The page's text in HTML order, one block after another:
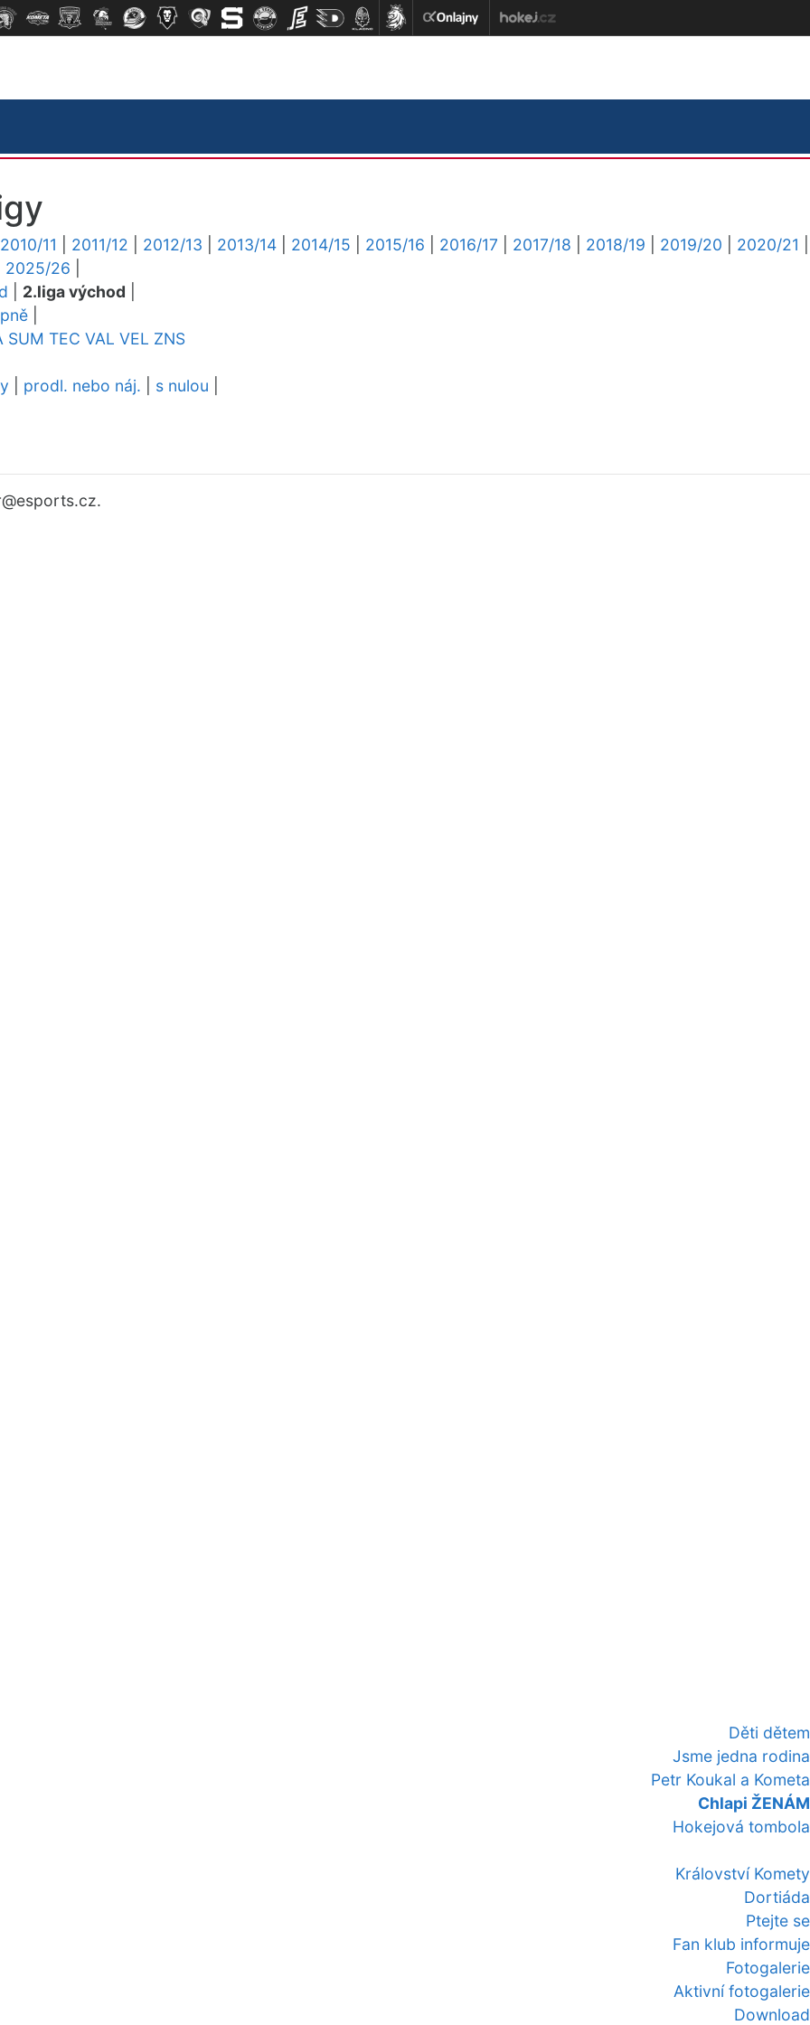
Děti dětem
Jsme jedna rodina
Petr Koukal a Kometa
Chlapi ŽENÁM
Hokejová tombola
Království Komety
Dortiáda
Ptejte se
Fan klub informuje
Fotogalerie
Aktivní fotogalerie
Download
2010/11 2011/12 2012/13 2013/14 2014/15 2015/16 2016/17 2017/18 2018/19 2019/20 2020/21
2025/26
2.liga východ
SUM TEC VAL VEL ZNS
prodl. nebo náj. s nulou
@esports.cz.